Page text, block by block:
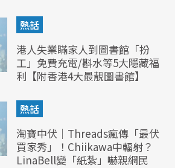
熱話
港人失業瞞家人到圖書館「扮
工」免費充電/斟水等5大隱藏福
利【附香港4大最靚圖書館】
熱話
淘寶中伏｜Threads瘋傳「最伏
買家秀」！Chiikawa中輻射？
LinaBell變「紙紮」嚇親網民